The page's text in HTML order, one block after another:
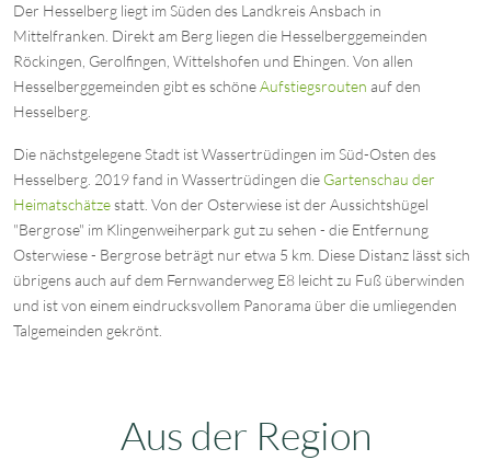
Der Hesselberg liegt im Süden des Landkreis Ansbach in
Mittelfranken. Direkt am Berg liegen die Hesselberggemeinden
Röckingen, Gerolfingen, Wittelshofen und Ehingen. Von allen
Hesselberggemeinden gibt es schöneAufstiegsrouten auf den
Hesselberg.
Die nächstgelegene Stadt ist Wassertrüdingen im Süd-Osten des
Hesselberg. 2019 fand in Wassertrüdingen die Gartenschau der
Heimatschätzestatt. Von der Osterwiese ist der Aussichtshügel
"Bergrose" im Klingenweiherpark gut zu sehen - die Entfernung
Osterwiese - Bergrose beträgt nur etwa 5 km. Diese Distanz lässt sich
übrigens auch auf dem Fernwanderweg E8 leicht zu Fuß überwinden
und ist von einem eindrucksvollem Panorama über die umliegenden
Talgemeinden gekrönt.
Aus der Region